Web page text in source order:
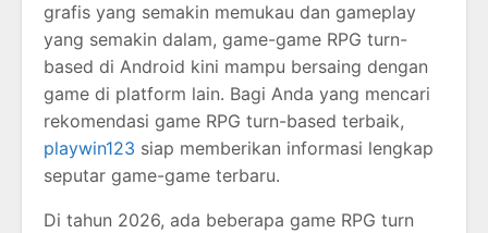
grafis yang semakin memukau dan gameplay
yang semakin dalam, game-game RPG turn-
based di Android kini mampu bersaing dengan
game di platform lain. Bagi Anda yang mencari
rekomendasi game RPG turn-based terbaik,
playwin123 siap memberikan informasi lengkap
seputar game-game terbaru.
Di tahun 2026, ada beberapa game RPG turn